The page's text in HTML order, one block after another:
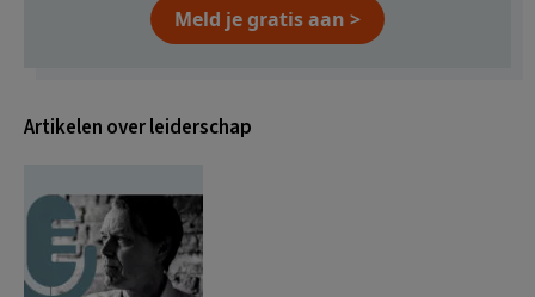
Meld je gratis aan >
Artikelen over leiderschap